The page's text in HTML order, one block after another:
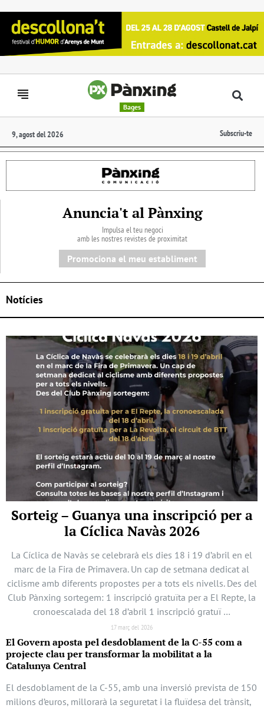
Bages
9, agost del 2026 Subscriu-te
Anuncia't al Pànxing
Impulsa el teu negoci
amb les nostres revistes de proximitat
Promociona el meu establiment
Notícies
Sorteig – Guanya una inscripció per a
la Cíclica Navàs 2026
La Cíclica de Navàs se celebrarà els dies 18 i 19 d’abril en el
marc de la Fira de Primavera. Un cap de setmana dedicat al
ciclisme amb diferents propostes per a tots els nivells. Des del
Club Pànxing sortegem: 1 inscripció gratuïta per a El Repte, la
cronoescalada del 18 d’abril 1 inscripció gratuï …
17 març del 2026
El Govern aposta pel desdoblament de la C-55 com a
projecte clau per transformar la mobilitat a la
Catalunya Central
El desdoblament de la C-55, amb una inversió prevista de 150
milions d’euros, millorarà la seguretat i la fluïdesa del trànsit,